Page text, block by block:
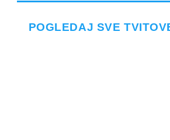
POGLEDAJ SVE